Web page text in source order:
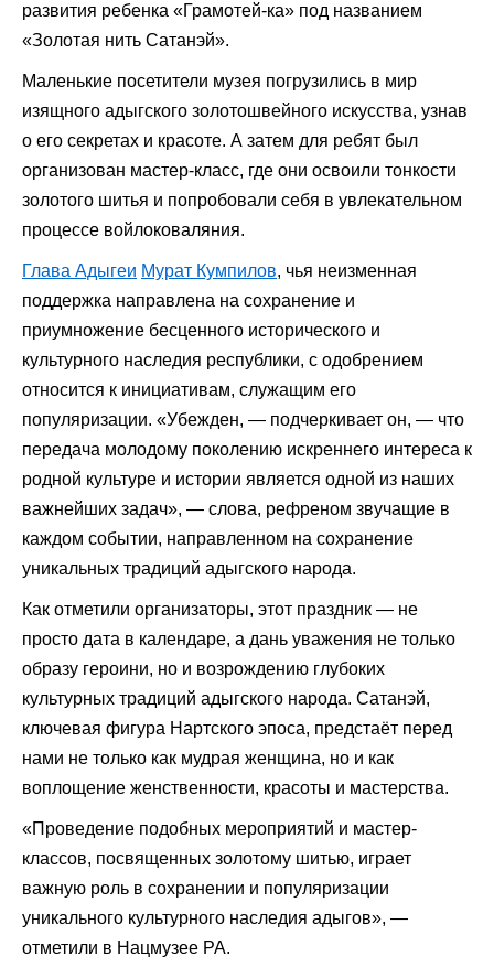
развития ребенка «Грамотей-ка» под названием
«Золотая нить Сатанэй».
Маленькие посетители музея погрузились в мир
изящного адыгского золотошвейного искусства, узнав
о его секретах и красоте. А затем для ребят был
организован мастер-класс, где они освоили тонкости
золотого шитья и попробовали себя в увлекательном
процессе войлоковаляния.
Глава Адыгеи Мурат Кумпилов, чья неизменная
поддержка направлена на сохранение и
приумножение бесценного исторического и
культурного наследия республики, с одобрением
относится к инициативам, служащим его
популяризации. «Убежден, — подчеркивает он, — что
передача молодому поколению искреннего интереса к
родной культуре и истории является одной из наших
важнейших задач», — слова, рефреном звучащие в
каждом событии, направленном на сохранение
уникальных традиций адыгского народа.
Как отметили организаторы, этот праздник — не
просто дата в календаре, а дань уважения не только
образу героини, но и возрождению глубоких
культурных традиций адыгского народа. Сатанэй,
ключевая фигура Нартского эпоса, предстаёт перед
нами не только как мудрая женщина, но и как
воплощение женственности, красоты и мастерства.
«Проведение подобных мероприятий и мастер-
классов, посвященных золотому шитью, играет
важную роль в сохранении и популяризации
уникального культурного наследия адыгов», —
отметили в Нацмузее РА.